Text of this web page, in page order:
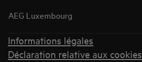
AEG Luxembourg
Informations légales
Déclaration relative aux cookies